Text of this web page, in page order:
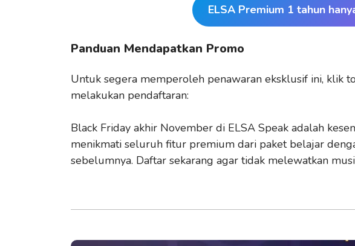
ELSA Premium 1 tahun
Panduan Mendapatkan Promo
Untuk segera memperoleh penawaran eksklusif ini, klik
melakukan pendaftaran:
Black Friday akhir November di ELSA Speak adalah
menikmati seluruh fitur premium dari paket belajar
sebelumnya. Daftar sekarang agar tidak melewatkan